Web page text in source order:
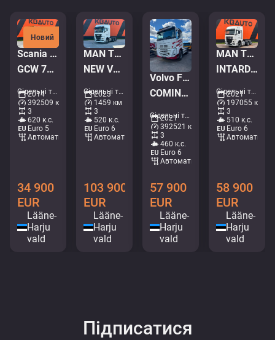
Новий
Scania R620 6x4
GCW 78T / RETARDER / HYDRAULICS
Сідельні тягачі • M332-7661
2014
392509 км
3
620 к.с.
Euro 5
Автоматичний
34 900
EUR
Lääne-
Harju
vald
MAN TGX 28.520 6x2
NEW VEHICLE ! / GX CAB / INTARDER / DOUBLE BOGIE
Сідельні тягачі • M521-6765
2023
1459 км
3
520 к.с.
Euro 6
Автоматичний
103 900
EUR
Lääne-
Harju
vald
Volvo FH 460 6x4
COMING IN TWO WEEKS / LNG / HYDRAULICS / RETARDER / TANDEM AXLE LIFT
Сідельні тягачі • M288-9761
2021
392521 км
3
460 к.с.
Euro 6
Автоматичний
57 900
EUR
Lääne-
Harju
vald
MAN TGX 28.510 6x2
INTARDER / DOUBLE BOGIE
Сідельні тягачі • M779-1088
2021
197055 км
3
510 к.с.
Euro 6
58 900
EUR
Lääne-
Harju
vald
Підписатися